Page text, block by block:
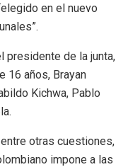
en el nuevo
presidente de la junta,
16 años, Brayan
Kichwa, Pablo
otras cuestiones,
impone a las